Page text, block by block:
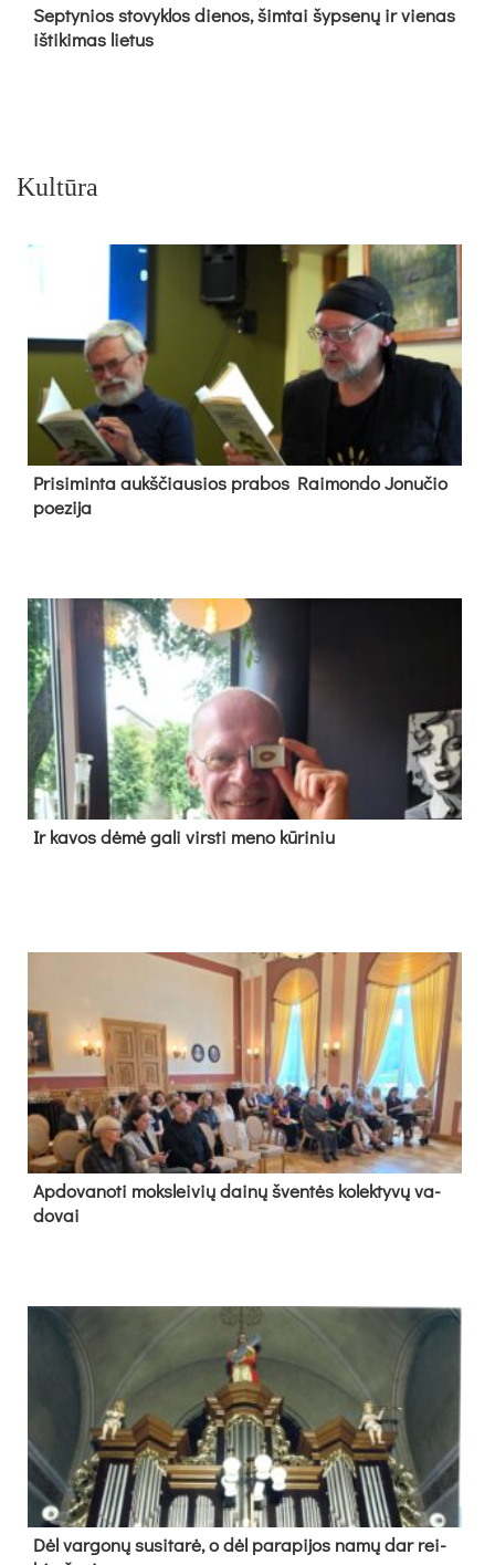
Sep­ty­nios sto­vyk­los die­nos, šim­tai šyp­se­nų ir vie­nas
iš­ti­ki­mas lie­tus
Kultūra
Pri­si­min­ta aukš­čiau­sios pra­bos Rai­mon­do Jo­nu­čio
poe­zi­ja
Ir ka­vos dė­mė ga­li virs­ti me­no kū­ri­niu
Ap­do­va­no­ti moks­lei­vių dai­nų šven­tės ko­lek­ty­vų va­
do­vai
Dėl var­go­nų su­si­ta­rė, o dėl pa­ra­pi­jos na­mų dar rei­